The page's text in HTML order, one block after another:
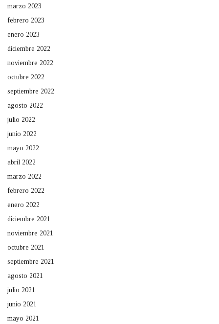
marzo 2023
febrero 2023
enero 2023
diciembre 2022
noviembre 2022
octubre 2022
septiembre 2022
agosto 2022
julio 2022
junio 2022
mayo 2022
abril 2022
marzo 2022
febrero 2022
enero 2022
diciembre 2021
noviembre 2021
octubre 2021
septiembre 2021
agosto 2021
julio 2021
junio 2021
mayo 2021